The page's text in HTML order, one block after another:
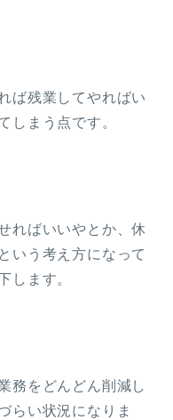
ば残業してやればい
しまう点です。
ればいいやとか、休
いう考え方になって
します。
務をどんどん削減し
らい状況になりま